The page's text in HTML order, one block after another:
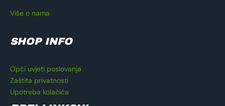
Više o nama
SHOP INFO
Opći uvjeti poslovanja
Zaštita privatnosti
Upotreba kolačića